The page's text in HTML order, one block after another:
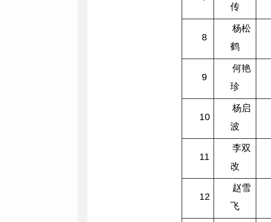
传
8
杨松
鹤
9
何艳
珍
10
杨启
波
11
李双
改
12
赵雪
飞